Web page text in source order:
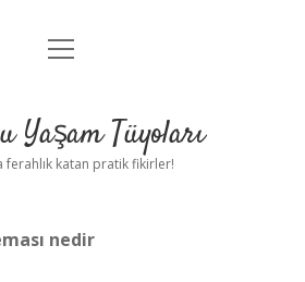
Anasayfa
Yasal Uyarı
menüyü
Yaşam Tüyoları
ferahlık katan pratik fikirler!
nedir